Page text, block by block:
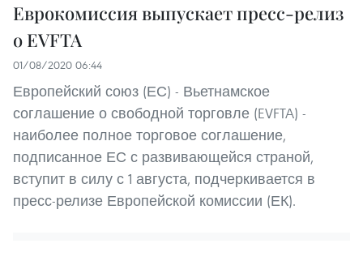
Еврокомиссия выпускает пресс-релиз
о EVFTA
01/08/2020 06:44
Европейский союз (ЕС) - Вьетнамское
соглашение о свободной торговле (EVFTA) -
наиболее полное торговое соглашение,
подписанное ЕС с развивающейся страной,
вступит в силу с 1 августа, подчеркивается в
пресс-релизе Европейской комиссии (ЕК).